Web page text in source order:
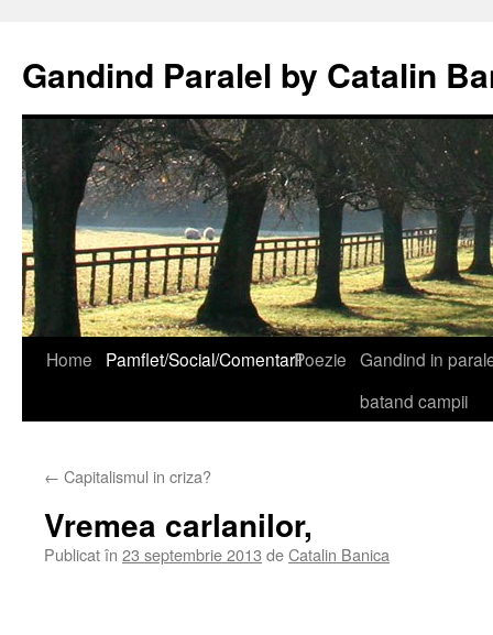
Gandind Paralel by Catalin
Sari
Home Pamflet/Social/ComentariiPoezie Gandind in
batand campii
← Capitalismul in criza?
Vremea carlanilor,
Publicat în 23 septembrie 2013 deCatalin Banica